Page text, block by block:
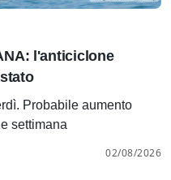
l'anticiclone
Probabile aumento
settimana
02/08/2026